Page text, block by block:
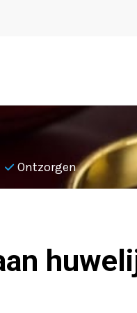
Ontzorgen